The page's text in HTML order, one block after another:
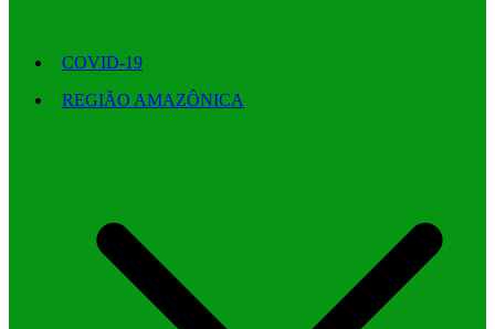
COVID-19
REGIÃO AMAZÔNICA